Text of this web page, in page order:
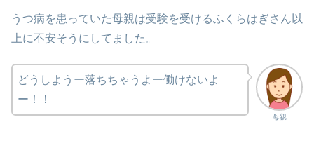
うつ病を患っていた母親は受験を受けるふくらはぎさん以
上に不安そうにしてました。
母親
どうしようー落ちちゃうよー働けないよ
ー！！